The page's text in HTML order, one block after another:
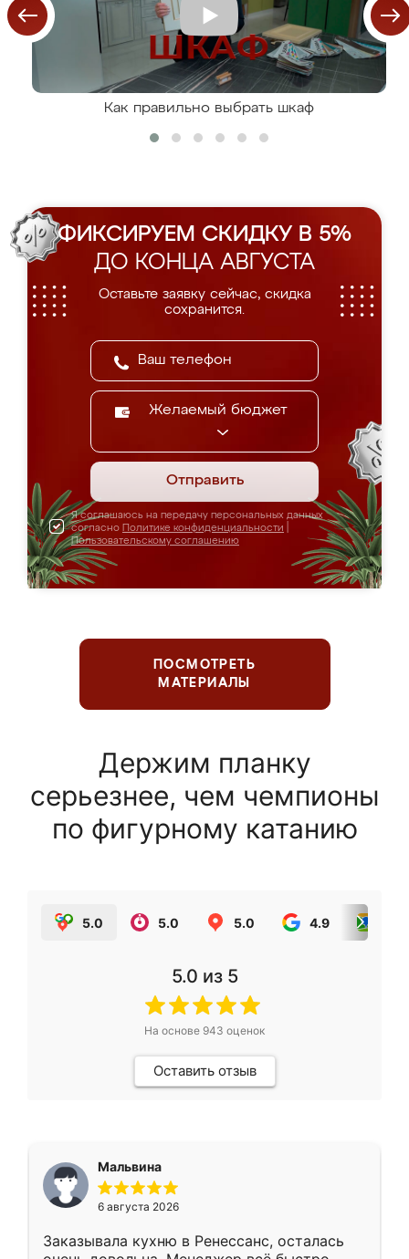
Как правильно выбрать шкаф
ФИКСИРУЕМ СКИДКУ В 5%
ДО КОНЦА АВГУСТА
Оставьте заявку сейчас, скидка
сохранится.
Желаемый бюджет
Отправить
Я соглашаюсь на передачу персональных данных
согласно Политике конфиденциальности
Пользовательскому соглашению
ПОСМОТРЕТЬ
МАТЕРИАЛЫ
Держим планку
серьезнее, чем чемпионы
по фигурному катанию
5.0 5.0 5.0 4.9
5.0 из 5
На основе 943 оценок
Оставить отзыв
Мальвина
6 августа 2026
Заказывала кухню в Ренессанс, осталась